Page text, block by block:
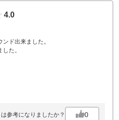
4.0
ド出来ました。
た。
参考になりましたか？ 0